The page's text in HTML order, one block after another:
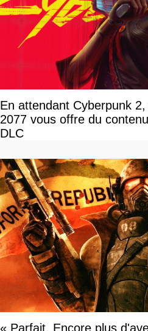
En attendant Cyberpunk
2077 vous offre du
DLC
« Parfait. Encore plus